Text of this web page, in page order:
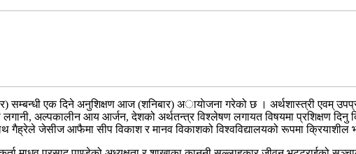
सम्बन्धी एक दिने अनुशिक्षण आज (शनिबार) अायाेजना गरेको छ । अर्थशास्त्री एवम्
अल्पकालीन आय आर्जन, देशको अर्थतन्त्र विश्लेषण लगायत विषयमा प्रशिक्षण दिनु
गैह्रेले जेसीज आफैमा सीप विकाश र मानव विकाशको विश्वविद्यालयको रूपमा